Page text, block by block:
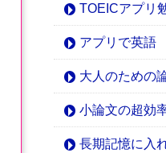
TOEICアプリ
アプリで英語
大人のための
小論文の超効
長期記憶に入